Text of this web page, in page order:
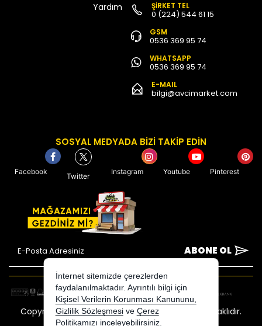
Yardım
ŞİRKET TEL
0 (224) 544 61 15
GSM
0536 369 95 74
WHATSAPP
0536 369 95 74
E-MAIL
bilgi@avcimarket.com
SOSYAL MEDYADA BİZİ TAKİP EDİN
Facebook
Twitter
Instagram Youtube Pinterest
ABONE OL
Copyright 2026 avcimarket.com - Tüm hakları saklıdır.
İnternet sitemizde çerezlerden
faydalanılmaktadır. Ayrıntılı bilgi için
Kişisel Verilerin Korunması Kanununu,
Gizlilik Sözleşmesi ve Çerez
Politikamızı inceleyebilirsiniz.